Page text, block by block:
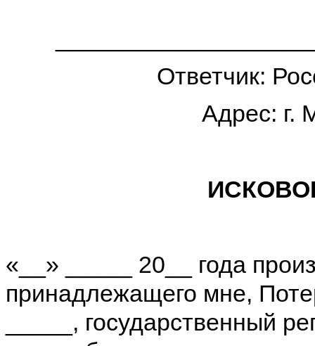
Ответчик:
Адрес: г.
«__» _____ 20__ года
принадлежащего мне,
_____, государственный